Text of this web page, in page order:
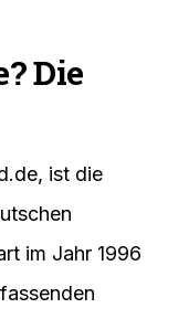
Die
ist die
im Jahr 1996